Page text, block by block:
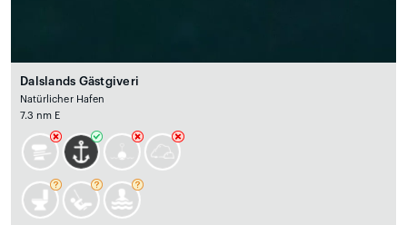
Dalslands Gästgiveri
Natürlicher Hafen
7.3 nm E